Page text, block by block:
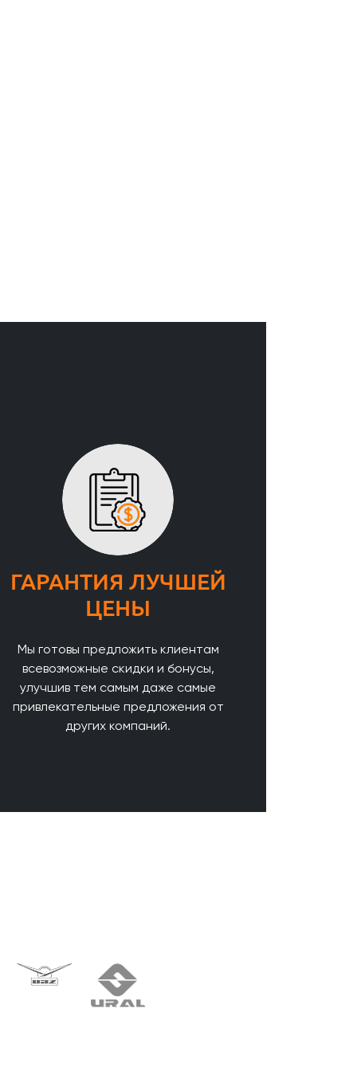
ГАРАНТИЯ ЛУЧШЕЙ
ЦЕНЫ
Мы готовы предложить клиентам
всевозможные скидки и бонусы,
улучшив тем самым даже самые
привлекательные предложения от
других компаний.